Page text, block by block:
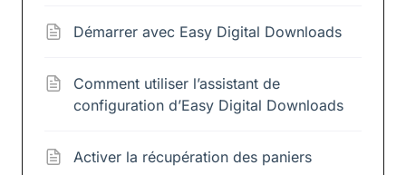
Démarrer avec Easy Digital Downloads
Comment utiliser l’assistant de
configuration d’Easy Digital Downloads
Activer la récupération des paniers